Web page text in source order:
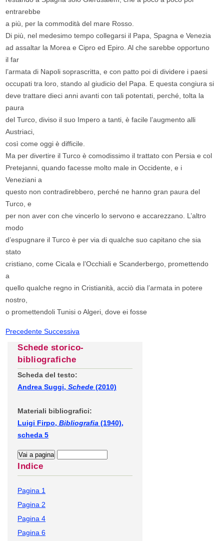
entrarebbe
a più, per la commodità del mare Rosso.
Di più, nel medesimo tempo collegarsi il Papa, Spagna e Venezia
ad assaltar la Morea e Cipro ed Epiro. Al che sarebbe opportuno
il far
l’armata di Napoli soprascritta, e con patto poi di dividere i paesi
occupati tra loro, stando al giudicio del Papa. E questa congiura si
deve trattare dieci anni avanti con tali potentati, perché, tolta la
paura
del Turco, diviso il suo Impero a tanti, è facile l’augmento alli
Austriaci,
così come oggi è difficile.
Ma per divertire il Turco è comodissimo il trattato con Persia e col
Pretejanni, quando facesse molto male in Occidente, e i
Veneziani a
questo non contradirebbero, perché ne hanno gran paura del
Turco, e
per non aver con che vincerlo lo servono e accarezzano. L’altro
modo
d’espugnare il Turco è per via di qualche suo capitano che sia
stato
cristiano, come Cicala e l’Occhiali e Scanderbergo, promettendo
a
quello qualche regno in Cristianità, acciò dia l’armata in potere
nostro,
o promettendoli Tunisi o Algeri, dove ei fosse
PrecedenteSuccessiva
Schede storico-
bibliografiche
Scheda del testo:
Andrea Suggi, Schede (2010)
Materiali bibliografici:
Luigi Firpo, Bibliografia (1940),
scheda 5
Indice
Pagina 1
Pagina 2
Pagina 4
Pagina 6